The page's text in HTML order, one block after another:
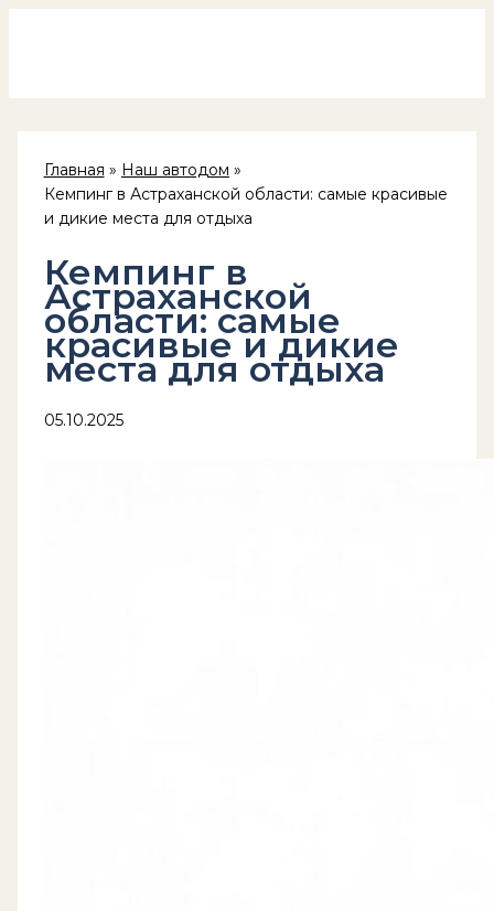
Главная
Наш автодом
Кемпинг в Астраханской области: самые красивые
и дикие места для отдыха
Кемпинг в
Астраханской
области: самые
красивые и дикие
места для отдыха
05.10.2025